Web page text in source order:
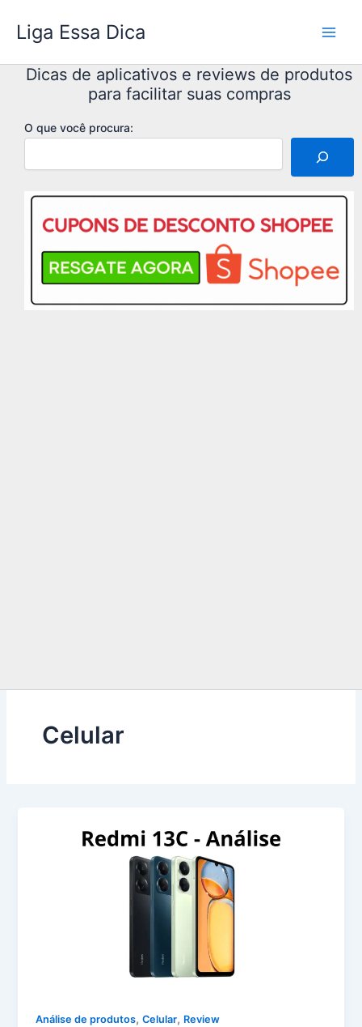
para
conteúdo
Liga Essa Dica
Dicas de aplicativos e reviews de produtos
para facilitar suas compras
O que você procura:
Celular
Análise de produtos,Celular, Review